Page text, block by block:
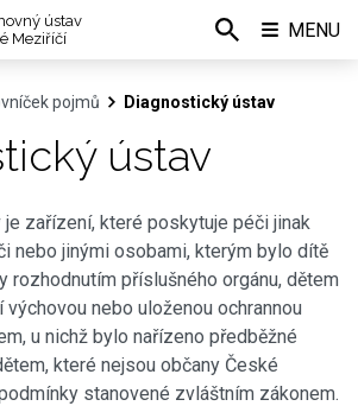
pojmů Diagnostický ústav
ústav
zařízení, které poskytuje péči jinak
nebo jinými osobami, kterým bylo dítě
rozhodnutím příslušného orgánu, dětem
nebo uloženou ochrannou
u nichž bylo nařízeno předběžné
které nejsou občany České
stanovené zvláštním zákonem.
ústav
Meziříčí
MENU